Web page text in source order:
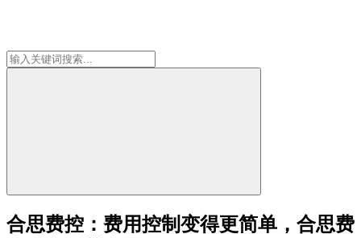
合思费控：费用控制变得更简单，合思费